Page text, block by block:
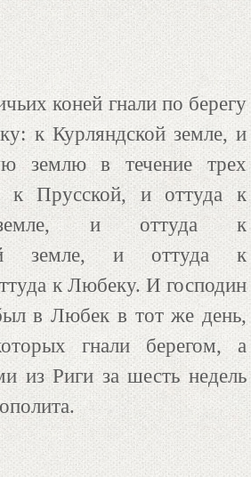
коней гнали по берегу
к Курляндской земле, и
землю в течение трех
к Прусской, и оттуда к
земле, и оттуда к
земле, и оттуда к
к Любеку. И господин
в Любек в тот же день,
гнали берегом, а
из Риги за шесть недель